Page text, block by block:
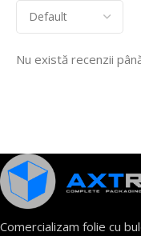
Nu există recenzii
Comercializam folie cu